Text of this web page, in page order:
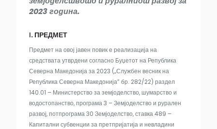
2023 година.
I. ПРЕДМЕТ
Предмет на овој јавен повик е реализација на
средствата утврдени согласно Буџетот на Република
Северна Македонија за 2023 („Службен весник на
Република Северна Македонија” бр. 282/22) раздел
140.01 – Министерство за земјоделство, шумарство и
водостопанство, програма 3 – Земјоделство и рурален
развој, потпрограма 30 Земјоделство, ставка 489 –
Капитални субвенции за претпријатија и невладини